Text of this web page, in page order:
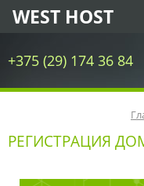
+375 (29) 174 36 84
WEST HOST
РЕГИСТРАЦИЯ